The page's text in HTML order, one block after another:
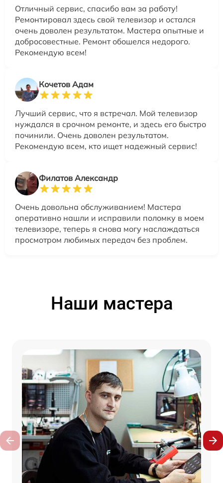
Отличный сервис, спасибо вам за работу!
Ремонтировал здесь свой телевизор и остался
очень доволен результатом. Мастера опытные и
добросовестные. Ремонт обошелся недорого.
Рекомендую всем!
Кочетов Адам
Лучший сервис, что я встречал. Мой телевизор
нуждался в срочном ремонте, и здесь его быстро
починили. Очень доволен результатом.
Рекомендую всем, кто ищет надежный сервис!
Филатов Александр
Очень довольна обслуживанием! Мастера
оперативно нашли и исправили поломку в моем
телевизоре, теперь я снова могу наслаждаться
просмотром любимых передач без проблем.
Наши мастера